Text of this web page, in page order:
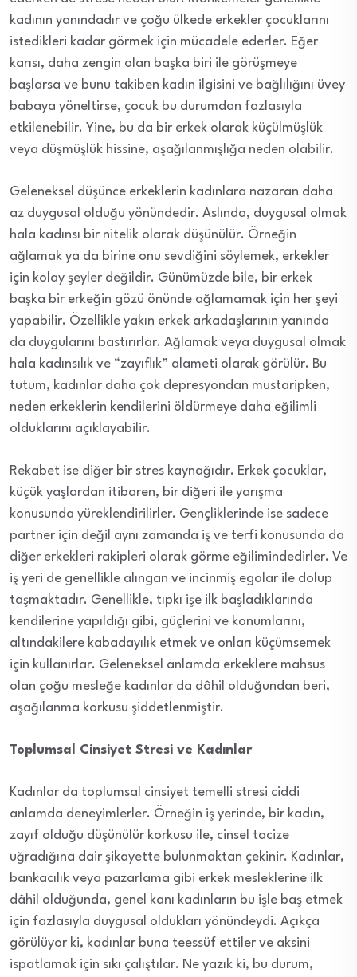
kadının yanındadır ve çoğu ülkede erkekler çocuklarını
istedikleri kadar görmek için mücadele ederler. Eğer
karısı, daha zengin olan başka biri ile görüşmeye
başlarsa ve bunu takiben kadın ilgisini ve bağlılığını üvey
babaya yöneltirse, çocuk bu durumdan fazlasıyla
etkilenebilir. Yine, bu da bir erkek olarak küçülmüşlük
veya düşmüşlük hissine, aşağılanmışlığa neden olabilir.
Geleneksel düşünce erkeklerin kadınlara nazaran daha
az duygusal olduğu yönündedir. Aslında, duygusal olmak
hala kadınsı bir nitelik olarak düşünülür. Örneğin
ağlamak ya da birine onu sevdiğini söylemek, erkekler
için kolay şeyler değildir. Günümüzde bile, bir erkek
başka bir erkeğin gözü önünde ağlamamak için her şeyi
yapabilir. Özellikle yakın erkek arkadaşlarının yanında
da duygularını bastırırlar. Ağlamak veya duygusal olmak
hala kadınsılık ve “zayıflık” alameti olarak görülür. Bu
tutum, kadınlar daha çok depresyondan mustaripken,
neden erkeklerin kendilerini öldürmeye daha eğilimli
olduklarını açıklayabilir.
Rekabet ise diğer bir stres kaynağıdır. Erkek çocuklar,
küçük yaşlardan itibaren, bir diğeri ile yarışma
konusunda yüreklendirilirler. Gençliklerinde ise sadece
partner için değil aynı zamanda iş ve terfi konusunda da
diğer erkekleri rakipleri olarak görme eğilimindedirler. Ve
iş yeri de genellikle alıngan ve incinmiş egolar ile dolup
taşmaktadır. Genellikle, tıpkı işe ilk başladıklarında
kendilerine yapıldığı gibi, güçlerini ve konumlarını,
altındakilere kabadayılık etmek ve onları küçümsemek
için kullanırlar. Geleneksel anlamda erkeklere mahsus
olan çoğu mesleğe kadınlar da dâhil olduğundan beri,
aşağılanma korkusu şiddetlenmiştir.
Toplumsal Cinsiyet Stresi ve Kadınlar
Kadınlar da toplumsal cinsiyet temelli stresi ciddi
anlamda deneyimlerler. Örneğin iş yerinde, bir kadın,
zayıf olduğu düşünülür korkusu ile, cinsel tacize
uğradığına dair şikayette bulunmaktan çekinir. Kadınlar,
bankacılık veya pazarlama gibi erkek mesleklerine ilk
dâhil olduğunda, genel kanı kadınların bu işle baş etmek
için fazlasıyla duygusal oldukları yönündeydi. Açıkça
görülüyor ki, kadınlar buna teessüf ettiler ve aksini
ispatlamak için sıkı çalıştılar. Ne yazık ki, bu durum,